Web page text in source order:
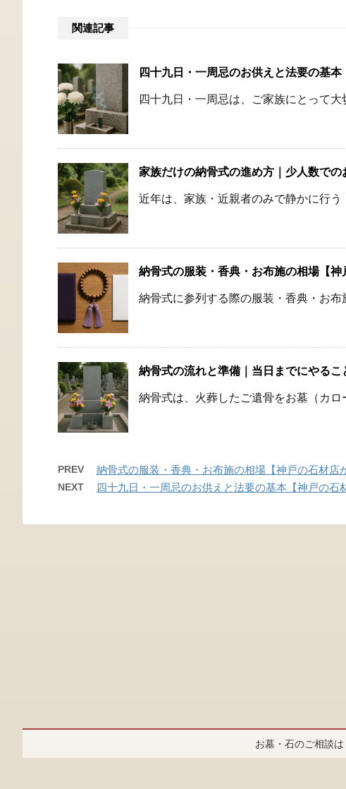
関連記事
四十九日・一周忌のお供えと法要の基本
四十九日・一周忌は、ご家族にとって
家族だけの納骨式の進め方｜少人数での
近年は、家族・近親者のみで静かに行
納骨式の服装・香典・お布施の相場【神
納骨式に参列する際の服装・香典・お
納骨式の流れと準備｜当日までにやるこ
納骨式は、火葬したご遺骨をお墓（カ
PREV 納骨式の服装・香典・お布施の相場【神戸の石材店
NEXT 四十九日・一周忌のお供えと法要の基本【神戸の石
お墓・石のご相談は